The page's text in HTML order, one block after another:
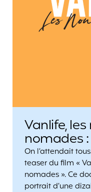
Vanlife,
nomades
On l’attendait
teaser du film «
nomades ». Ce
portrait d’une